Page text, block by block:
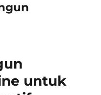
untuk